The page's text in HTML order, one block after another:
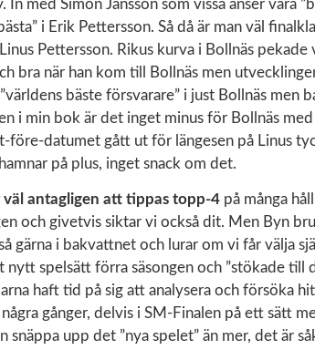
In med Simon Jansson som vissa anser vara
i Erik Pettersson. Så då är man väl
Pettersson. Rikus kurva i Bollnäs
bra när han kom till Bollnäs men
bäste försvarare” i just Bollnäs men
i min bok är det inget minus för Bollnäs
före-datumet gått ut för längesen på Linus
på plus, inget snack om det.
väl antagligen att tippas topp-4 på många
och givetvis siktar vi också dit. Men Byn
gärna i bakvattnet och lurar om vi får välja
nytt spelsätt förra säsongen och ”stökade till
haft tid på sig att analysera och försöka
gånger, delvis i SM-Finalen på ett sätt
snäppa upp det ”nya spelet” än mer, det är